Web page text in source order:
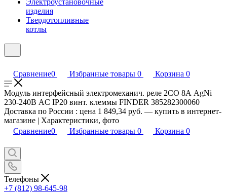
Электроустановочные
изделия
Твердотопливные
котлы
Сравнение0 Избранные товары 0 Корзина 0
Модуль интерфейсный электромеханич. реле 2CO 8А AgNi
230-240В AC IP20 винт. клеммы FINDER 385282300060
Доставка по России : цена 1 849,34 руб. — купить в интернет-
магазине | Характеристики, фото
Сравнение0 Избранные товары 0 Корзина 0
Телефоны
+7 (812) 98-645-98